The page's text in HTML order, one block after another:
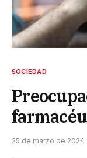
SOCIEDAD
25 de marzo de 2024